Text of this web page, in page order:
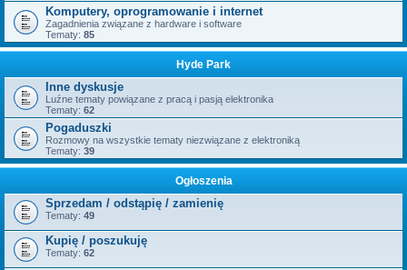
Komputery, oprogramowanie i internet
Zagadnienia związane z hardware i software
Tematy: 85
Hyde Park
Inne dyskusje
Luźne tematy powiązane z pracą i pasją elektronika
Tematy: 62
Pogaduszki
Rozmowy na wszystkie tematy niezwiązane z elektroniką
Tematy: 39
Ogłoszenia
Sprzedam / odstąpię / zamienię
Tematy: 49
Kupię / poszukuję
Tematy: 62